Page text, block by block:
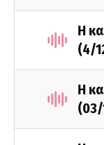
Η
(4/
Η